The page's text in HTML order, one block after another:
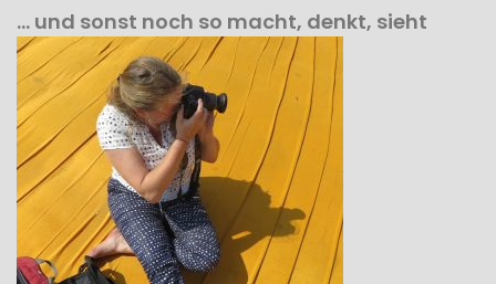
… und sonst noch so macht, denkt, sieht